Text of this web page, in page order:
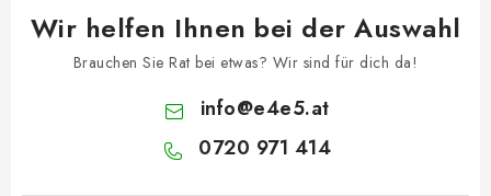
Wir helfen Ihnen bei der Auswahl
Brauchen Sie Rat bei etwas? Wir sind für dich da!
info@e4e5.at
0720 971 414